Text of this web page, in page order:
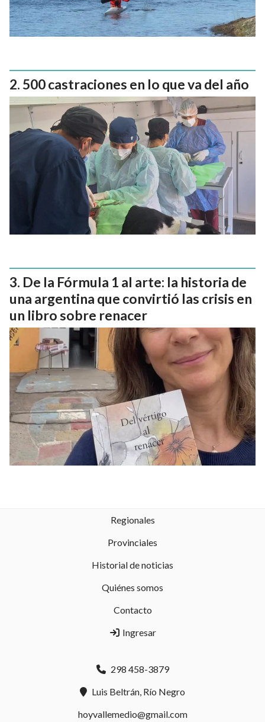
500 castraciones en lo que va del año
De la Fórmula 1 al arte: la historia de
una argentina que convirtió las crisis en
un libro sobre renacer
Regionales
Provinciales
Historial de noticias
Quiénes somos
Contacto
Ingresar
298 458-3879
Luis Beltrán, Río Negro
hoyvallemedio@gmail.com